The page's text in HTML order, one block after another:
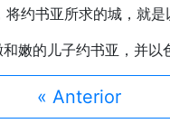
约书亚所求的城，就
嫩的儿子约书亚，并
« Anterior